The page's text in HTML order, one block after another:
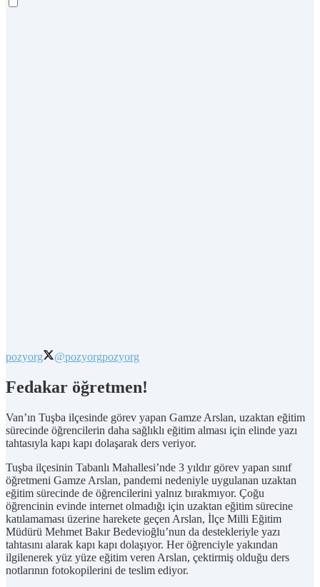
pozyorg @pozyorgpozyorg
Fedakar öğretmen!
Van’ın Tuşba ilçesinde görev yapan Gamze Arslan, uzaktan eğitim
sürecinde öğrencilerin daha sağlıklı eğitim alması için elinde yazı
tahtasıyla kapı kapı dolaşarak ders veriyor.
Tuşba ilçesinin Tabanlı Mahallesi’nde 3 yıldır görev yapan sınıf
öğretmeni Gamze Arslan, pandemi nedeniyle uygulanan uzaktan
eğitim sürecinde de öğrencilerini yalnız bırakmıyor. Çoğu
öğrencinin evinde internet olmadığı için uzaktan eğitim sürecine
katılamaması üzerine harekete geçen Arslan, İlçe Milli Eğitim
Müdürü Mehmet Bakır Bedevioğlu’nun da destekleriyle yazı
tahtasını alarak kapı kapı dolaşıyor. Her öğrenciyle yakından
ilgilenerek yüz yüze eğitim veren Arslan, çektirmiş olduğu ders
notlarının fotokopilerini de teslim ediyor.